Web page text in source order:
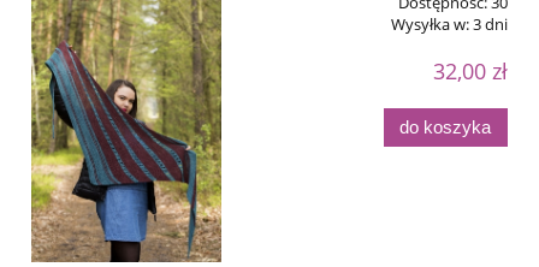
Wysyłka w:3 dni
32,00 zł
do koszyka